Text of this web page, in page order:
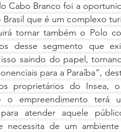
Cabo Branco foi a
Brasil que é um complexo
tornar também o Polo
desse segmento que
saindo do papel,
para a Paraíba”,
proprietários do Insea,
o empreendimento terá
para atender aquele
necessita de um